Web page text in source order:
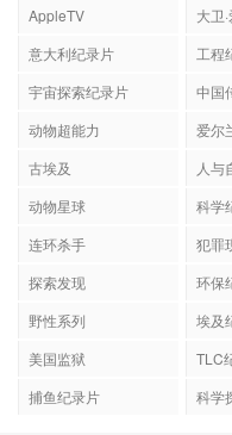
AppleTV
大卫
意大利纪录片
工程
宇宙探索纪录片
中国
动物超能力
爱尔
古埃及
人与
动物星球
科学
连环杀手
犯罪
探索发现
环保
野性系列
埃及
美国监狱
TLC
捕鱼纪录片
科学